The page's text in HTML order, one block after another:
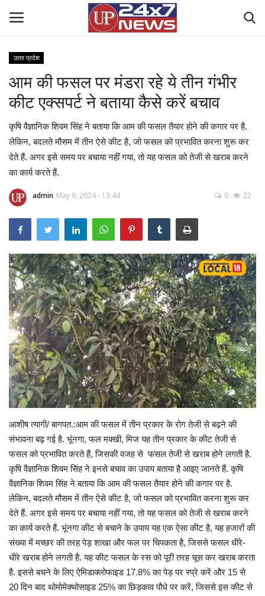
Home
Contact Us
राष्ट्रीय खबरें
उत्तर प्रदेश
बिज़नेस
क्राइम
मनोरंजन
Gallery
क्रिकेट
अजब गज़ब
टीवी
करियर
उत्तर प्रदेश
आम की फसल पर मंडरा रहे ये तीन गंभीर
कीट एक्सपर्ट ने बताया कैसे करें बचाव
कृषि वैज्ञानिक शिवम सिंह ने बताया कि आम की फसल तैयार होने की कगार पर है.
लेकिन, बदलते मौसम में तीन ऐसे कीट है, जो फसल को प्रभावित करना शुरू कर
देते हैं. अगर इसे समय पर बचाया नहीं गया, तो यह फसल को तेजी से खराब करने
का कार्य करते हैं.
admin May 9, 2024 - 13:44 0 22
आशीष त्यागी/ बागपत.:आम की फसल में तीन प्रकार के रोग तेजी से बढ़ने की
संभावना बढ़ गई है. भूंनगा, फल मक्खी, मिज यह तीन प्रकार के कीट तेजी से
फसल को प्रभावित करते हैं, जिसकी वजह से फसल तेजी से खराब होने लगती है.
कृषि वैज्ञानिक शिवम सिंह ने इनसे बचाव का उपाय बताया है आइए जानते हैं. कृषि
वैज्ञानिक शिवम सिंह ने बताया कि आम की फसल तैयार होने की कगार पर है.
लेकिन, बदलते मौसम में तीन ऐसे कीट है, जो फसल को प्रभावित करना शुरू कर
देते हैं. अगर इसे समय पर बचाया नहीं गया, तो यह फसल को तेजी से खराब करने
का कार्य करते हैं. भूंनगा कीट से बचाने के उपाय यह एक ऐसा कीट है, यह हजारों की
संख्या में मच्छर की तरह पेड़ शाखा और फल पर चिपकता है, जिससे फसल धीरे-
धीरे खराब होने लगती है. यह कीट फसल के रस को पूरी तरह चूस कर खराब करता
है. इससे बचने के लिए ऐमिडाक्लोफाइड 17.8% का पेड़ पर स्प्रे करें और 15 से
20 दिन बाद थोमोमेक्थोसाइड 25% का छिड़काव पौधे पर करें, जिससे इस कीट से